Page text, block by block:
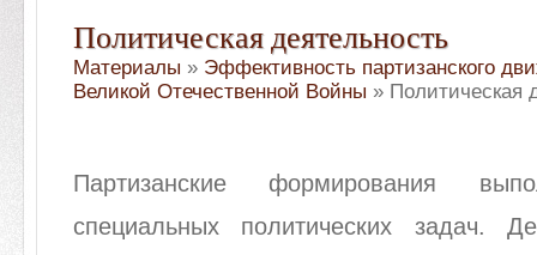
Политическая деятельность
Материалы » Эффективность партизанского
Великой Отечественной Войны » Политическая
Партизанские формирования
специальных политических задач.